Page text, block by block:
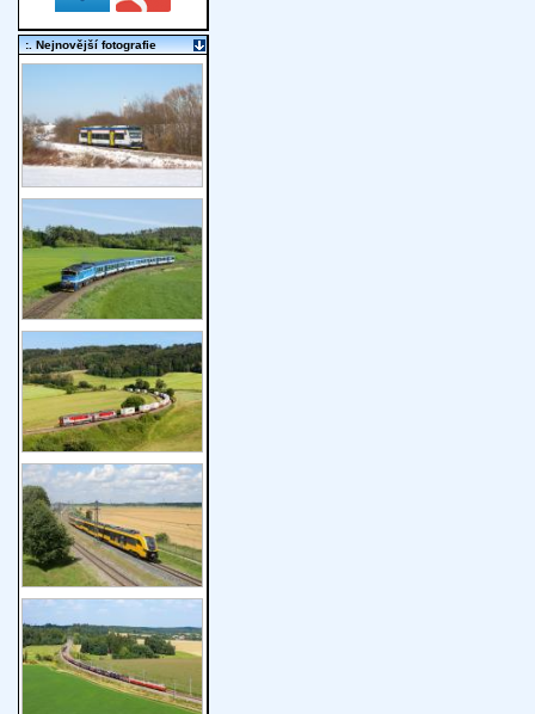
:. Nejnovější fotografie